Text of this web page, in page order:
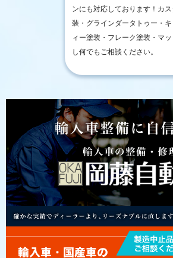
ンにも対応しております！カ
装・グラインダータトゥー・
ィー塗装・フレーク塗装・マ
し何でもご相談ください。